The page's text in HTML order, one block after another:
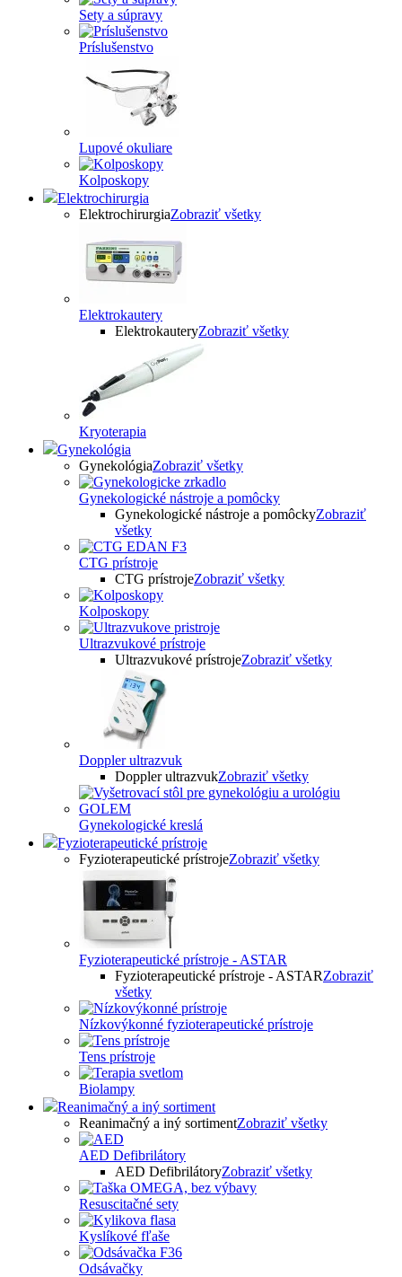
Sety a súpravy
Príslušenstvo
Lupové okuliare
Kolposkopy
Elektrochirurgia
ElektrochirurgiaZobraziť všetky
Elektrokautery
ElektrokauteryZobraziť všetky
Kryoterapia
Gynekológia
GynekológiaZobraziť všetky
Gynekologické nástroje a pomôcky
Gynekologické nástroje a pomôckyZobraziť
všetky
CTG prístroje
CTG prístrojeZobraziť všetky
Kolposkopy
Ultrazvukové prístroje
Ultrazvukové prístrojeZobraziť všetky
Doppler ultrazvuk
Doppler ultrazvukZobraziť všetky
Gynekologické kreslá
Fyzioterapeutické prístroje
Fyzioterapeutické prístrojeZobraziť všetky
Fyzioterapeutické prístroje - ASTAR
Fyzioterapeutické prístroje - ASTARZobraziť
všetky
Nízkovýkonné fyzioterapeutické prístroje
Tens prístroje
Biolampy
Reanimačný a iný sortiment
Reanimačný a iný sortimentZobraziť všetky
AED Defibrilátory
AED DefibrilátoryZobraziť všetky
Resuscitačné sety
Kyslíkové fľaše
Odsávačky